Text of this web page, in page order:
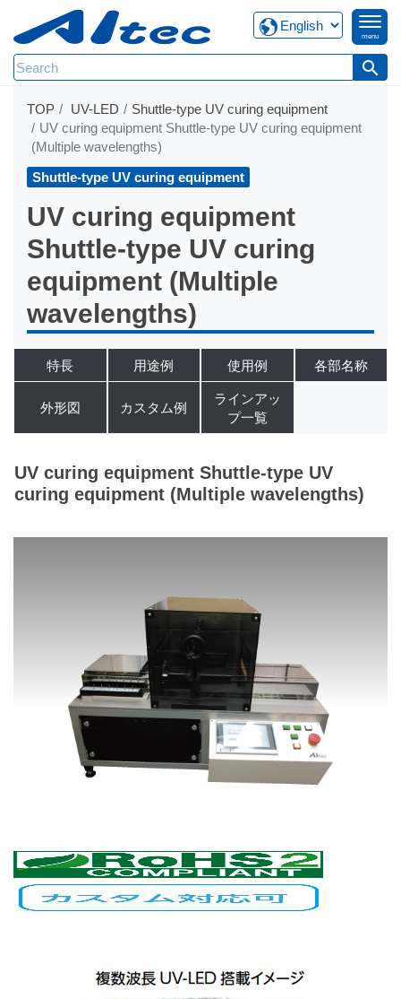
menu
search
TOP UV-LED
Shuttle-type UV curing equipment
UV curing equipment Shuttle-type UV curing equipment
(Multiple wavelengths)
Shuttle-type UV curing equipment
UV curing equipment
Shuttle-type UV curing
equipment (Multiple
wavelengths)
特長 用途例 使用例 各部名称
外形図 カスタム例
ラインアッ
プ一覧
UV curing equipment Shuttle-type UV
curing equipment (Multiple wavelengths)